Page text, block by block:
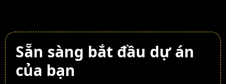
Sẵn sàng bắt đầu dự án
của bạn